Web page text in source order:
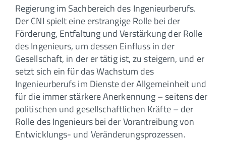
Regierung im Sachbereich des Ingenieurberufs.
Der CNI spielt eine erstrangige Rolle bei der
Förderung, Entfaltung und Verstärkung der Rolle
des Ingenieurs, um dessen Einfluss in der
Gesellschaft, in der er tätig ist, zu steigern, und er
setzt sich ein für das Wachstum des
Ingenieurberufs im Dienste der Allgemeinheit und
für die immer stärkere Anerkennung – seitens der
politischen und gesellschaftlichen Kräfte – der
Rolle des Ingenieurs bei der Vorantreibung von
Entwicklungs- und Veränderungsprozessen.